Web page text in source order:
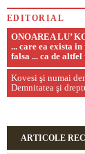
EDITORIAL
ONOAREA LU’
... care ea exista
falsa ... ca de altfel
Kovesi şi numai
Demnitatea şi
ARTICOLE